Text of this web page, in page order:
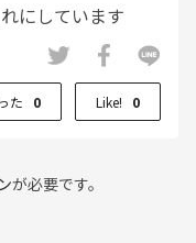
にしています
た 0 Like! 0
が必要です。